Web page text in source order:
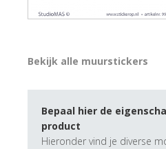
Bekijk alle muurstickers
Bepaal hier de
product
Hieronder vind je diverse